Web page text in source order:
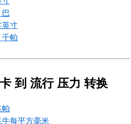
巴
英寸
千帕
到 流行 压力 转换
帕
每平方毫米